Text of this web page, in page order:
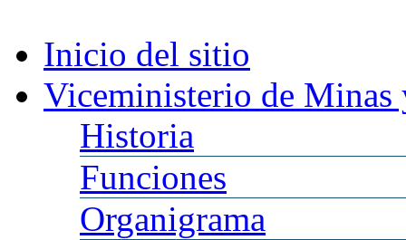
Inicio del sitio
Viceministerio de Minas
Historia
Funciones
Organigrama